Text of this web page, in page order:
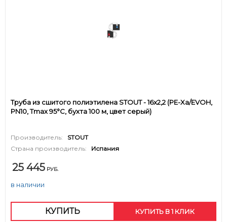
Труба из сшитого полиэтилена STOUT - 16x2,2 (PE-Xa/EVOH,
PN10, Tmax 95°C, бухта 100 м, цвет серый)
Производитель:
STOUT
Страна производитель:
Испания
25 445 РУБ.
в наличии
КУПИТЬ КУПИТЬ В 1 КЛИК